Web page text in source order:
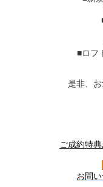
■ロフ
是非、
ご成約特
お問